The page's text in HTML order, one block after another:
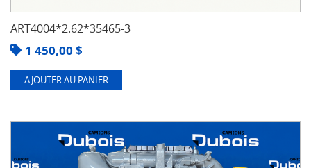
ART4004*2.62*35465-3
1 450,00 $
AJOUTER AU PANIER